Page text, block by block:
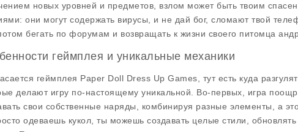
новых уровней и предметов, взлом может быть твоим
они могут содержать вирусы, и не дай бог, сломают твой
бегать по форумам и возвращать к жизни своего питомца
геймплея и уникальные механики
геймплея Paper Doll Dress Up Games , тут есть куда
делают игру по-настоящему уникальной. Во-первых, игра
свои собственные наряды, комбинируя разные элементы, а
одеваешь кукол, ты можешь создавать целые стили,